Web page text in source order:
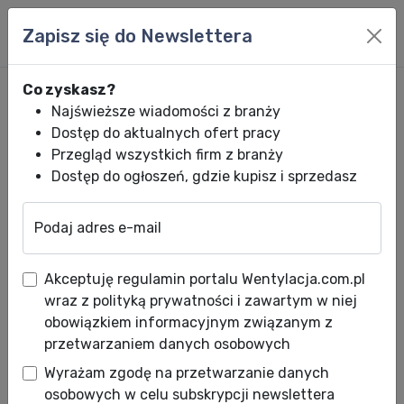
Nowość w ofercie Centrum
Klima - mocowania kanału
MDR
Data publikacji: 30.01.2013
Zapisz się do Newslettera
Co zyskasz?
Najświeższe wiadomości z branży
Dostęp do aktualnych ofert pracy
Przegląd wszystkich firm z branży
Dostęp do ogłoszeń, gdzie kupisz i sprzedasz
Podaj adres e-mail
Akceptuję regulamin portalu Wentylacja.com.pl
wraz z polityką prywatności i zawartym w niej
obowiązkiem informacyjnym związanym z
przetwarzaniem danych osobowych
Wyrażam zgodę na przetwarzanie danych
osobowych w celu subskrypcji newslettera